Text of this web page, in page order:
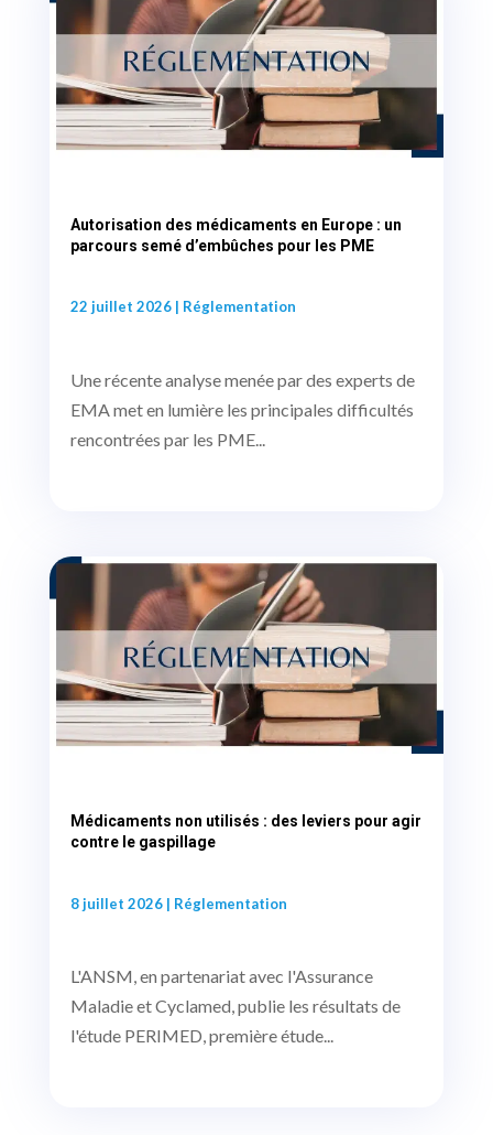
Autorisation des médicaments en Europe : un
parcours semé d’embûches pour les PME
22 juillet 2026| Réglementation
Une récente analyse menée par des experts de
EMA met en lumière les principales difficultés
rencontrées par les PME...
Médicaments non utilisés : des leviers pour agir
contre le gaspillage
8 juillet 2026| Réglementation
L'ANSM, en partenariat avec l'Assurance
Maladie et Cyclamed, publie les résultats de
l'étude PERIMED, première étude...